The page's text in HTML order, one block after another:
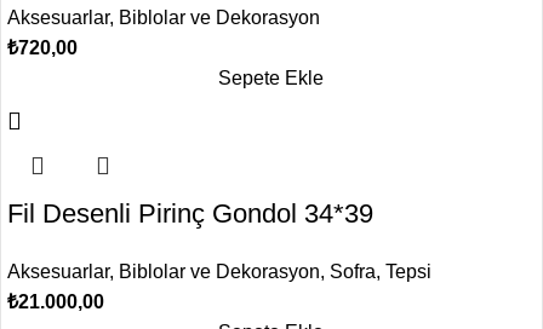
Aksesuarlar, Biblolar ve Dekorasyon
₺720,00
Sepete Ekle
Fil Desenli Pirinç Gondol 34*39
Aksesuarlar, Biblolar ve Dekorasyon, Sofra, Tepsi
₺21.000,00